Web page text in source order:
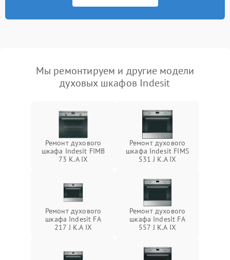
Мы ремонтируем и другие модели
духовых шкафов Indesit
Ремонт духового
шкафа Indesit FIMB
73 K.A IX
Ремонт духового
шкафа Indesit FIMS
531 J K.A IX
Ремонт духового
шкафа Indesit FA
217 J K.A IX
Ремонт духового
шкафа Indesit FA
557 J K.A IX